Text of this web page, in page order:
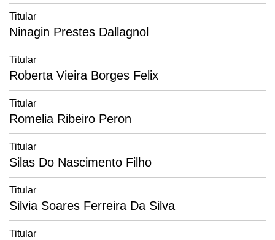
Titular
Ninagin Prestes Dallagnol
Titular
Roberta Vieira Borges Felix
Titular
Romelia Ribeiro Peron
Titular
Silas Do Nascimento Filho
Titular
Silvia Soares Ferreira Da Silva
Titular